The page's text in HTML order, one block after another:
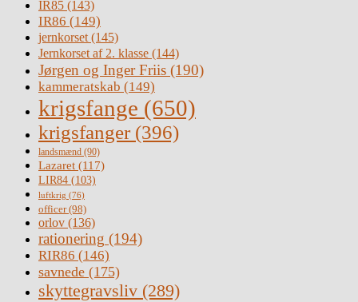
IR85 (143)
IR86 (149)
jernkorset(145)
Jernkorset af 2. klasse (144)
Jørgen og Inger Friis (190)
kammeratskab (149)
krigsfange (650)
krigsfanger (396)
landsmænd (90)
Lazaret (117)
LIR84 (103)
luftkrig (76)
officer(98)
orlov (136)
rationering (194)
RIR86 (146)
savnede (175)
skyttegravsliv (289)